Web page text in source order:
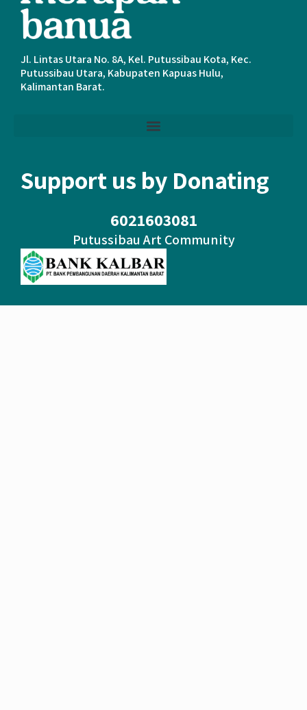
Jl. Lintas Utara No. 8A, Kel. Putussibau Kota, Kec.
Putussibau Utara, Kabupaten Kapuas Hulu,
Kalimantan Barat.
Support us by Donating
6021603081
Putussibau Art Community